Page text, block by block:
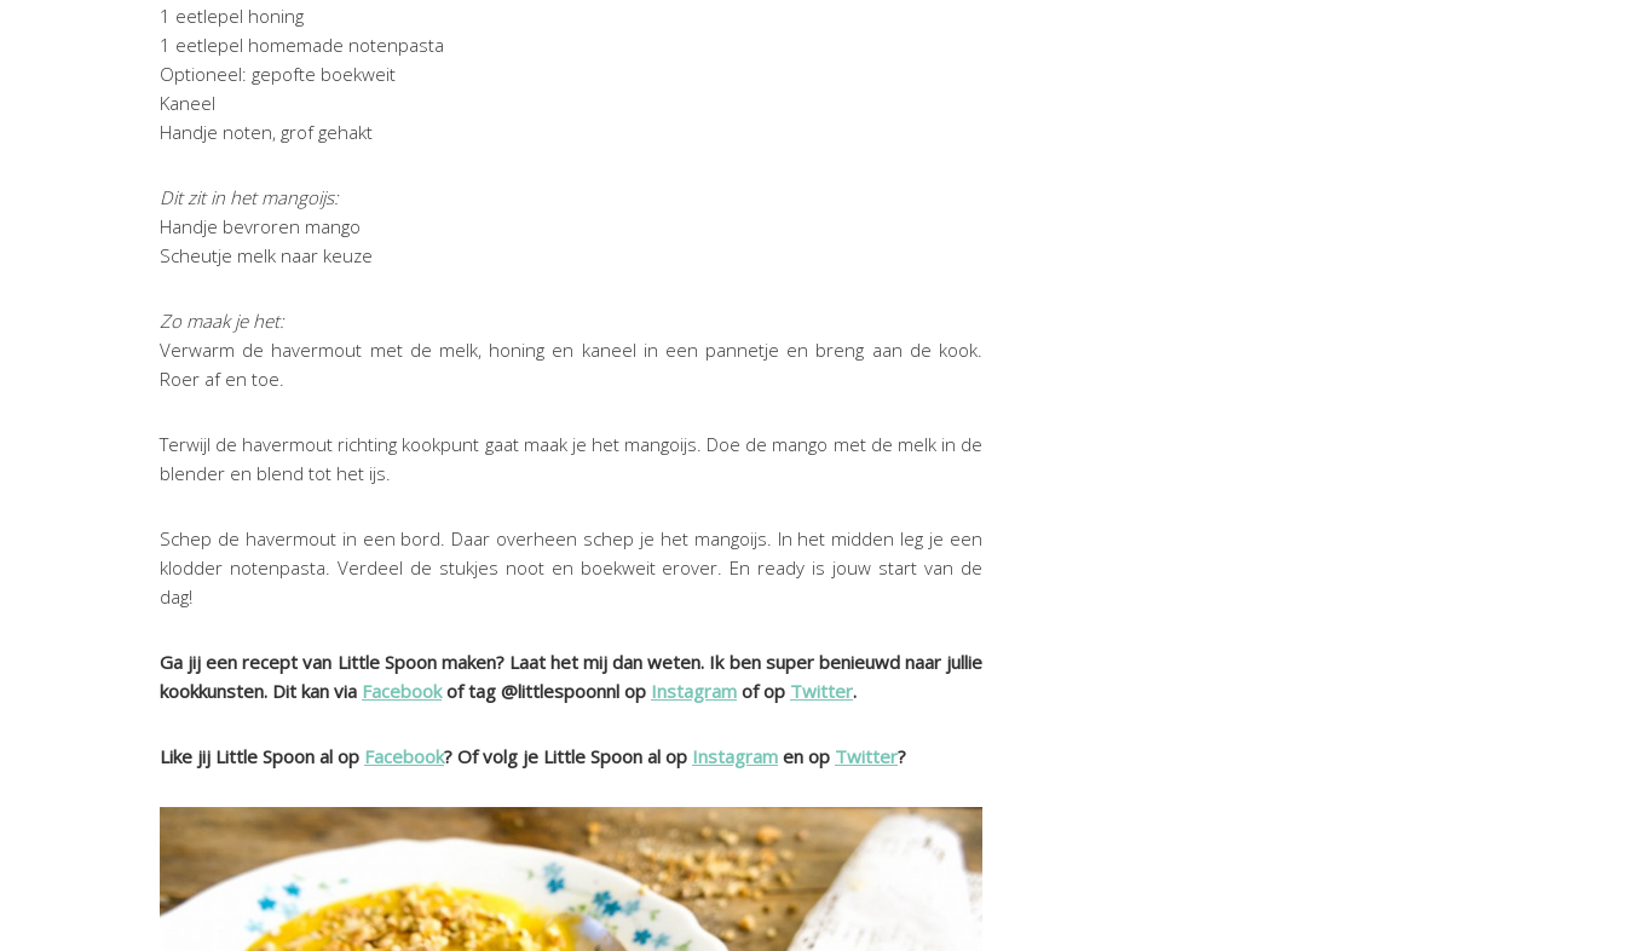
1 eetlepel honing
1 eetlepel homemade notenpasta
Optioneel: gepofte boekweit
Kaneel
Handje noten, grof gehakt
Dit zit in het mangoijs:
Handje bevroren mango
Scheutje melk naar keuze
Zo maak je het:
Verwarm de havermout met de melk, honing en kaneel in een pannetje en breng aan de kook.
Roer af en toe.
Terwijl de havermout richting kookpunt gaat maak je het mangoijs. Doe de mango met de melk in de
blender en blend tot het ijs.
Schep de havermout in een bord. Daar overheen schep je het mangoijs. In het midden leg je een
klodder notenpasta. Verdeel de stukjes noot en boekweit erover. En ready is jouw start van de
dag!
Ga jij een recept van Little Spoon maken? Laat het mij dan weten. Ik ben super benieuwd naar jullie
kookkunsten. Dit kan via Facebookof tag @littlespoonnl op Instagram of op Twitter.
Like jij Little Spoon al op Facebook? Of volg je Little Spoon al op Instagram en op Twitter?